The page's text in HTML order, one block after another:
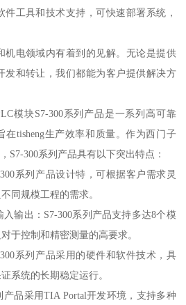
工具和技术支持，可快速部署系统，
机电领域内有着到的见解。无论是提供
发和转让，我们都能为客户提供解决方
块S7-300系列产品是一系列高可靠
在tisheng生产效率和质量。作为西门子
S7-300系列产品具有以下突出特点：
系列产品设计特，可根据客户需求灵
同规模工程的需求。
输出：S7-300系列产品支持多达8个模
于控制和精密测量的高要求。
系列产品采用的硬件和软件技术，具
系统的长期稳定运行。
产品采用TIA Portal开发环境，支持多种